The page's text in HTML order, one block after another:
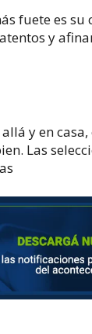
fuete es su
y
y en
Las